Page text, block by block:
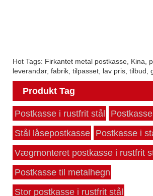
Hot Tags: Firkantet metal postkasse, Kina,
leverandør, fabrik, tilpasset, lav pris, tilbud,
Produkt Tag
Postkasse i rustfrit stål
Stål låsepostkasse
Postkasse i
Vægmonteret postkasse i rustfrit
Postkasse til metalhegn
Stor postkasse i rustfrit stål